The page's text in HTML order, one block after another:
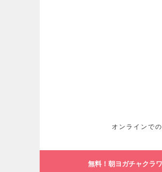
オンラインで
無料！朝ヨガチャクラ